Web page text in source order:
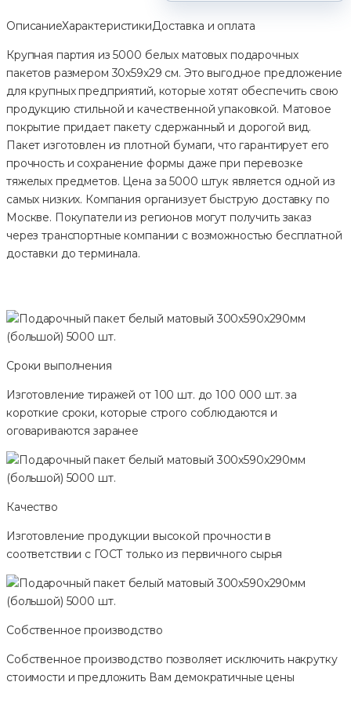
ОписаниеХарактеристикиДоставка и оплата
Крупная партия из 5000 белых матовых подарочных
пакетов размером 30x59x29 см. Это выгодное предложение
для крупных предприятий, которые хотят обеспечить свою
продукцию стильной и качественной упаковкой. Матовое
покрытие придает пакету сдержанный и дорогой вид.
Пакет изготовлен из плотной бумаги, что гарантирует его
прочность и сохранение формы даже при перевозке
тяжелых предметов. Цена за 5000 штук является одной из
самых низких. Компания организует быструю доставку по
Москве. Покупатели из регионов могут получить заказ
через транспортные компании с возможностью бесплатной
доставки до терминала.
Сроки выполнения
Изготовление тиражей от 100 шт. до 100 000 шт. за
короткие сроки, которые строго соблюдаются и
оговариваются заранее
Качество
Изготовление продукции высокой прочности в
соответствии с ГОСТ только из первичного сырья
Собственное производство
Собственное производство позволяет исключить накрутку
стоимости и предложить Вам демократичные цены